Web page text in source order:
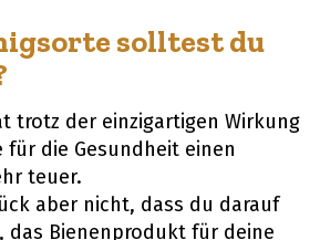
solltest du
trotz der einzigartigen Wirkung
die Gesundheit einen
teuer.
aber nicht, dass du darauf
das Bienenprodukt für deine